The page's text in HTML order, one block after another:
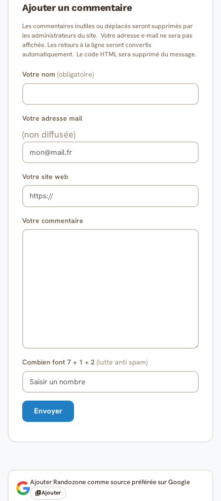
Ajouter un commentaire
Les commentaires inutiles ou déplacés seront supprimés par
les administrateurs du site. Votre adresse e-mail ne sera pas
affichée. Les retours à la ligne seront convertis
automatiquement. Le code HTML sera supprimé du message.
Votre nom (obligatoire)
Votre adresse mail
(non diffusée)
Votre site web
Votre commentaire
Combien font 7 + 1 + 2 (lutte anti spam)
Ajouter Randozone comme source préférée sur Google
Ajouter